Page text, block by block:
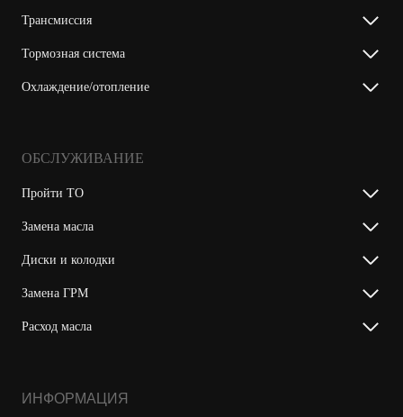
Трансмиссия
Тормозная система
Охлаждение/отопление
ОБСЛУЖИВАНИЕ
Пройти ТО
Замена масла
Диски и колодки
Замена ГРМ
Расход масла
ИНФОРМАЦИЯ